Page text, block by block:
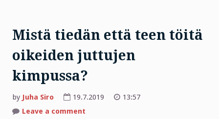
Mistä tiedän että teen töitä
oikeiden juttujen
kimpussa?
by Juha Siro 19.7.2019
13:57
Leave a comment